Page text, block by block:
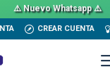
⚠️ Nuevo Whatsapp ⚠️
CREAR CUENTA